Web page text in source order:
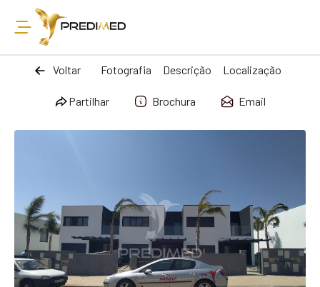
Voltar Fotografia Descrição Localização
Partilhar Brochura Email